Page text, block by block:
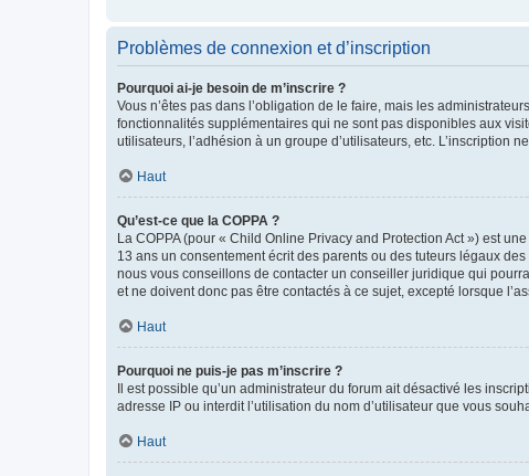
Problèmes de connexion et d’inscription
Pourquoi ai-je besoin de m’inscrire ?
Vous n’êtes pas dans l’obligation de le faire, mais les
fonctionnalités supplémentaires qui ne sont pas disponibles aux
utilisateurs, l’adhésion à un groupe d’utilisateurs, etc. L’inscription
Haut
Qu’est-ce que la COPPA ?
La COPPA (pour « Child Online Privacy and Protection Act ») est
13 ans un consentement écrit des parents ou des tuteurs légaux
nous vous conseillons de contacter un conseiller juridique qui
et ne doivent donc pas être contactés à ce sujet, excepté lorsque
Haut
Pourquoi ne puis-je pas m’inscrire ?
Il est possible qu’un administrateur du forum ait désactivé les
adresse IP ou interdit l’utilisation du nom d’utilisateur que vous
Haut